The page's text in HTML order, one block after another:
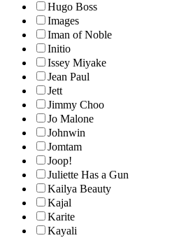
Hugo Boss
Images
Iman of Noble
Initio
Issey Miyake
Jean Paul
Jett
Jimmy Choo
Jo Malone
Johnwin
Jomtam
Joop!
Juliette Has a Gun
Kailya Beauty
Kajal
Karite
Kayali